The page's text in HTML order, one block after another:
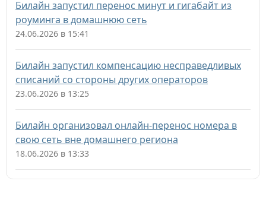
Билайн запустил перенос минут и гигабайт из
роуминга в домашнюю сеть
24.06.2026 в 15:41
Билайн запустил компенсацию несправедливых
списаний со стороны других операторов
23.06.2026 в 13:25
Билайн организовал онлайн-перенос номера в
свою сеть вне домашнего региона
18.06.2026 в 13:33